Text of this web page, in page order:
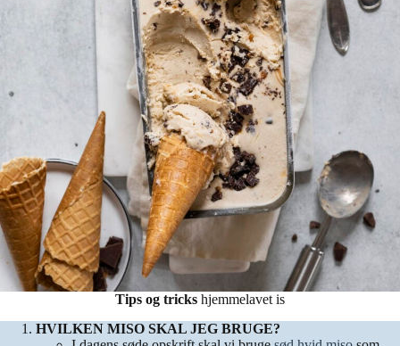
Tips og tricks hjemmelavet is
HVILKEN MISO SKAL JEG BRUGE?